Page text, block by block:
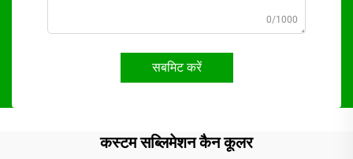
0/1000
सबमिट करें
कस्टम सब्लिमेशन कैन कूलर